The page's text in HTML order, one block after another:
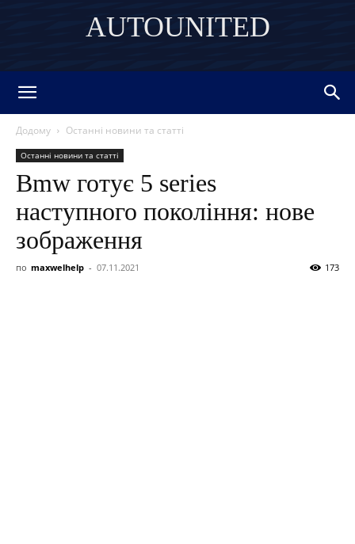
AUTOUNITED
Додому Останні новини та статті
Останні новини та статті
Bmw готує 5 series
наступного покоління: нове
зображення
по maxwelhelp - 07.11.2021 173